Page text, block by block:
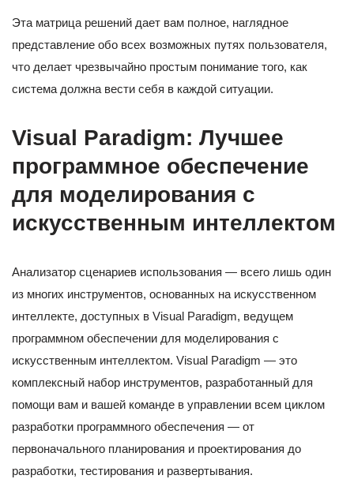
Эта матрица решений дает вам полное, наглядное
представление обо всех возможных путях пользователя,
что делает чрезвычайно простым понимание того, как
система должна вести себя в каждой ситуации.
Visual Paradigm: Лучшее
программное обеспечение
для моделирования с
искусственным интеллектом
Анализатор сценариев использования — всего лишь один
из многих инструментов, основанных на искусственном
интеллекте, доступных в Visual Paradigm, ведущем
программном обеспечении для моделирования с
искусственным интеллектом. Visual Paradigm — это
комплексный набор инструментов, разработанный для
помощи вам и вашей команде в управлении всем циклом
разработки программного обеспечения — от
первоначального планирования и проектирования до
разработки, тестирования и развертывания.